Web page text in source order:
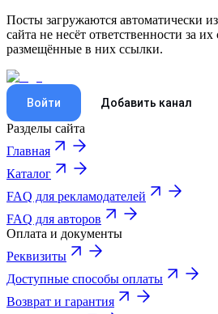
Посты загружаются автоматически
сайта не несёт ответственности за
размещённые в них ссылки.
Войти Добавить канал
Разделы сайта
Главная
Каталог
FAQ для рекламодателей
FAQ для авторов
Оплата и документы
Реквизиты
Доступные способы оплаты
Возврат и гарантия